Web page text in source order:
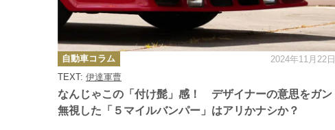
なんじゃこの「付け髭」感！ デザイナーの意思をガン
無視した「５マイルバンパー」はアリかナシか？
TEXT: 伊達軍曹
カ
テ
ゴ
リ
ー
自動車コラム 2024年11月22日